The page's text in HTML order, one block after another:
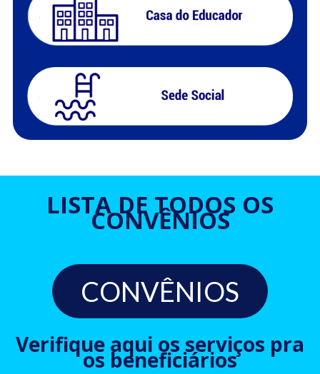
LISTA DE TODOS OS
CONVÊNIOS
CONVÊNIOS
Verifique aqui os serviços pra
os beneficiários